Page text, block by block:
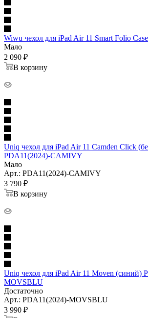
Wiwu чехол для iPad Air 11 Smart Folio
Мало
2 090 ₽
В корзину
Uniq чехол для iPad Air 11 Camden Click
PDA11(2024)-CAMIVY
Мало
Арт.: PDA11(2024)-CAMIVY
3 790 ₽
В корзину
Uniq чехол для iPad Air 11 Moven (синий)
MOVSBLU
Достаточно
Арт.: PDA11(2024)-MOVSBLU
3 990 ₽